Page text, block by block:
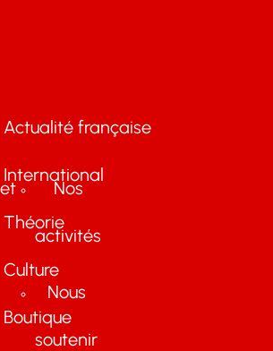
Nos
activités
Nous
soutenir
Actualité française
International
Théorie
Culture
Boutique